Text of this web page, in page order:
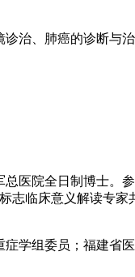
诊治、肺癌的诊断与
医院全日制博士。
志临床意义解读专
症学组委员；福建省